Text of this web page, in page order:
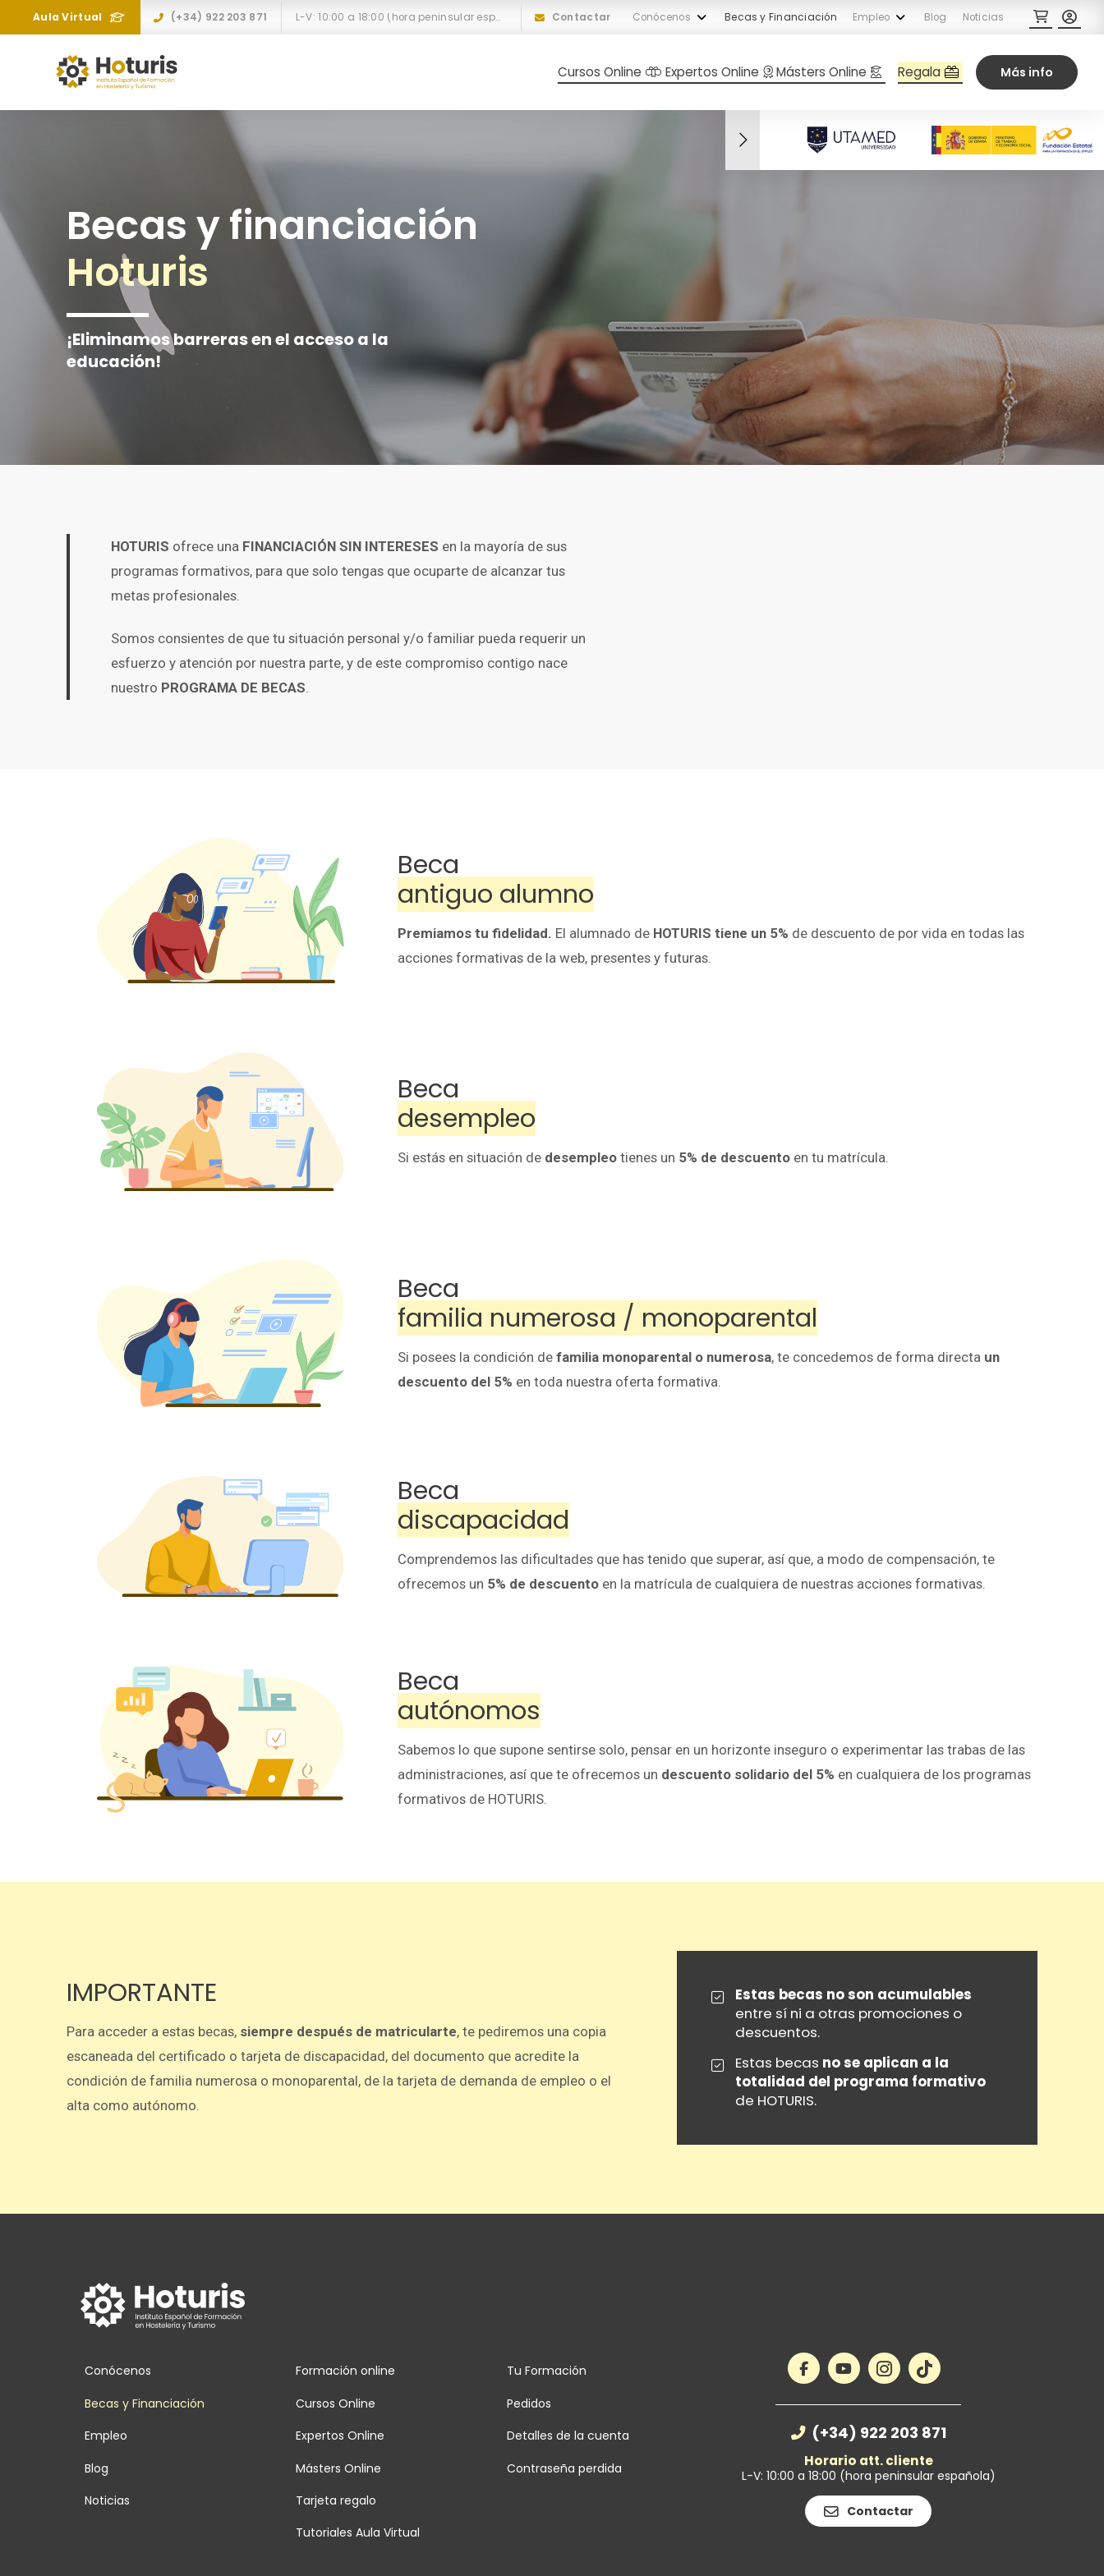
Aula Virtual (+34) 922 203 871 L-V: 10:00 a 18:00 (hora peninsular española) Contactar Conócenos Becas y Financiación Empleo Blog Noticias
Cursos Online Expertos Online Másters Online Regala Más info
Becas y financiación
Hoturis
¡Eliminamos barreras en el acceso a la
educación!
HOTURIS ofrece una FINANCIACIÓN SIN INTERESES en la mayoría de sus
programas formativos, para que solo tengas que ocuparte de alcanzar tus
metas profesionales.
Somos consientes de que tu situación personal y/o familiar pueda requerir un
esfuerzo y atención por nuestra parte, y de este compromiso contigo nace
nuestro PROGRAMA DE BECAS.
Beca
antiguo alumno
Premiamos tu fidelidad. El alumnado de HOTURIS tiene un 5% de descuento de por vida en todas las
acciones formativas de la web, presentes y futuras.
Beca
desempleo
Si estás en situación de desempleo tienes un 5% de descuento en tu matrícula.
Beca
familia numerosa / monoparental
Si posees la condición defamilia monoparental o numerosa, te concedemos de forma directa un
descuento del 5% en toda nuestra oferta formativa.
Beca
discapacidad
Comprendemos las dificultades que has tenido que superar, así que, a modo de compensación, te
ofrecemos un 5% de descuento en la matrícula de cualquiera de nuestras acciones formativas.
Beca
autónomos
Sabemos lo que supone sentirse solo, pensar en un horizonte inseguro o experimentar las trabas de las
administraciones, así que te ofrecemos un descuento solidario del 5% en cualquiera de los programas
formativos de HOTURIS.
IMPORTANTE
Para acceder a estas becas, siempre después de matricularte, te pediremos una copia
escaneada del certificado o tarjeta de discapacidad, del documento que acredite la
condición de familia numerosa o monoparental, de la tarjeta de demanda de empleo o el
alta como autónomo.
Estas becas no son acumulables
entre sí ni a otras promociones o
descuentos.
Estas becas no se aplican a la
totalidad del programa formativo
de HOTURIS.
Conócenos
Becas y Financiación
Empleo
Blog
Noticias
Formación online
Cursos Online
Expertos Online
Másters Online
Tarjeta regalo
Tutoriales Aula Virtual
Tu Formación
Pedidos
Detalles de la cuenta
Contraseña perdida
(+34) 922 203 871
Horario att. cliente
L-V: 10:00 a 18:00 (hora peninsular española)
Contactar